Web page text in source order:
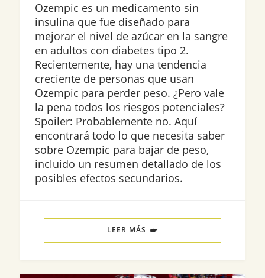
Ozempic es un medicamento sin
insulina que fue diseñado para
mejorar el nivel de azúcar en la sangre
en adultos con diabetes tipo 2.
Recientemente, hay una tendencia
creciente de personas que usan
Ozempic para perder peso. ¿Pero vale
la pena todos los riesgos potenciales?
Spoiler: Probablemente no. Aquí
encontrará todo lo que necesita saber
sobre Ozempic para bajar de peso,
incluido un resumen detallado de los
posibles efectos secundarios.
LEER MÁS